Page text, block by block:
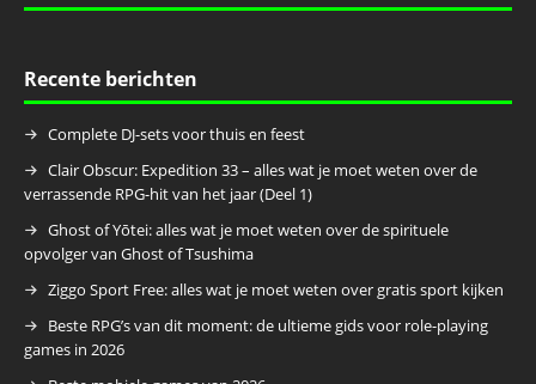
Recente berichten
Complete DJ-sets voor thuis en feest
Clair Obscur: Expedition 33 – alles wat je moet weten over de
verrassende RPG-hit van het jaar (Deel 1)
Ghost of Yōtei: alles wat je moet weten over de spirituele
opvolger van Ghost of Tsushima
Ziggo Sport Free: alles wat je moet weten over gratis sport kijken
Beste RPG’s van dit moment: de ultieme gids voor role-playing
games in 2026